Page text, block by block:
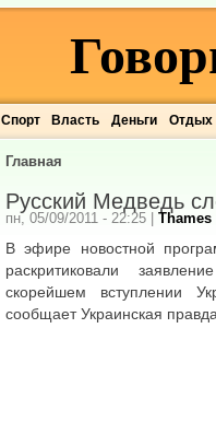
Спорт Власть Деньги Отдых
Главная
Русский Медведь
пн, 05/09/2011 - 22:25 | Thames
В эфире новостной
раскритиковали
скорейшем вступлении
сообщает Украинская